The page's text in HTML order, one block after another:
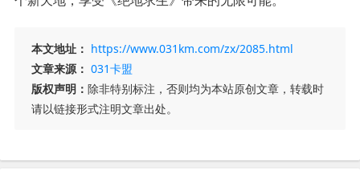
本文地址： https://www.031km.com/zx/2085.html
文章来源： 031卡盟
版权声明： 除非特别标注，否则均为本站原创文章，转载时
请以链接形式注明文章出处。